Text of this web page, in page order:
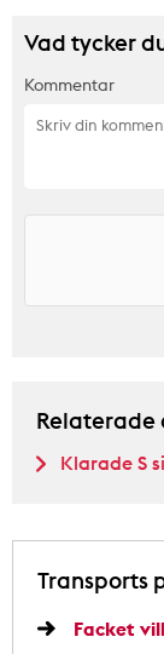
Vad tycker
Kommentar
Klarade S
Transports
Facket